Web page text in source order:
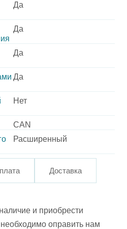
Да
Да
Да
Да
Нет
CAN
Расширенный
Доставка
и приобрести
оправить нам